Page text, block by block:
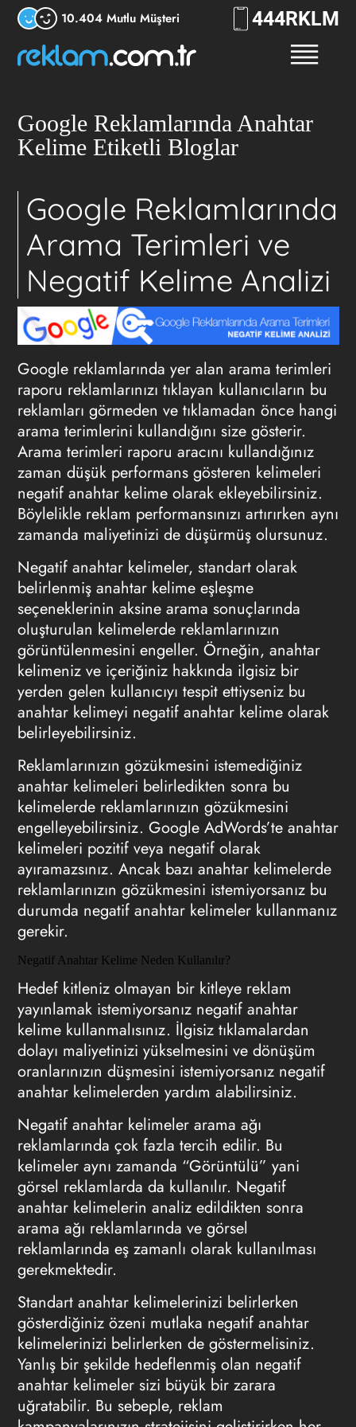
10.404 Mutlu Müşteri 444RKLM
Google Reklamlarında Anahtar
Kelime Etiketli Bloglar
Google Reklamlarında
Arama Terimleri ve
Negatif Kelime Analizi
Google reklamlarında yer alan arama terimleri
raporu reklamlarınızı tıklayan kullanıcıların bu
reklamları görmeden ve tıklamadan önce hangi
arama terimlerini kullandığını size gösterir.
Arama terimleri raporu aracını kullandığınız
zaman düşük performans gösteren kelimeleri
negatif anahtar kelime olarak ekleyebilirsiniz.
Böylelikle reklam performansınızı artırırken aynı
zamanda maliyetinizi de düşürmüş olursunuz.
Negatif anahtar kelimeler, standart olarak
belirlenmiş anahtar kelime eşleşme
seçeneklerinin aksine arama sonuçlarında
oluşturulan kelimelerde reklamlarınızın
görüntülenmesini engeller. Örneğin, anahtar
kelimeniz ve içeriğiniz hakkında ilgisiz bir
yerden gelen kullanıcıyı tespit ettiyseniz bu
anahtar kelimeyi negatif anahtar kelime olarak
belirleyebilirsiniz.
Reklamlarınızın gözükmesini istemediğiniz
anahtar kelimeleri belirledikten sonra bu
kelimelerde reklamlarınızın gözükmesini
engelleyebilirsiniz. Google AdWords’te anahtar
kelimeleri pozitif veya negatif olarak
ayıramazsınız. Ancak bazı anahtar kelimelerde
reklamlarınızın gözükmesini istemiyorsanız bu
durumda negatif anahtar kelimeler kullanmanız
gerekir.
Negatif Anahtar Kelime Neden Kullanılır?
Hedef kitleniz olmayan bir kitleye reklam
yayınlamak istemiyorsanız negatif anahtar
kelime kullanmalısınız. İlgisiz tıklamalardan
dolayı maliyetinizi yükselmesini ve dönüşüm
oranlarınızın düşmesini istemiyorsanız negatif
anahtar kelimelerden yardım alabilirsiniz.
Negatif anahtar kelimeler arama ağı
reklamlarında çok fazla tercih edilir. Bu
kelimeler aynı zamanda “Görüntülü” yani
görsel reklamlarda da kullanılır. Negatif
anahtar kelimelerin analiz edildikten sonra
arama ağı reklamlarında ve görsel
reklamlarında eş zamanlı olarak kullanılması
gerekmektedir.
Standart anahtar kelimelerinizi belirlerken
gösterdiğiniz özeni mutlaka negatif anahtar
kelimelerinizi belirlerken de göstermelisiniz.
Yanlış bir şekilde hedeflenmiş olan negatif
anahtar kelimeler sizi büyük bir zarara
uğratabilir. Bu sebeple, reklam